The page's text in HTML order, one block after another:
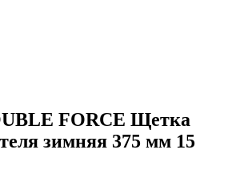
FORCE Щетка
зимняя 375 мм 15